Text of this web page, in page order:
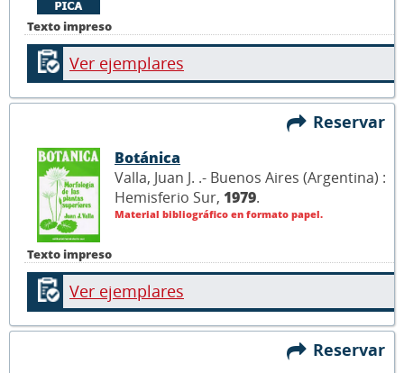
Texto impreso
Ver ejemplares
Reservar
Texto impreso
Botánica
Valla, Juan J. .- Buenos Aires (Argentina) :
Hemisferio Sur, 1979.
Material bibliográfico en formato papel.
Ver ejemplares
Reservar